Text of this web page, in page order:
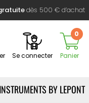
dès 500 € d’achat
Se connecter Panier
0
INSTRUMENTS BY LEPONT